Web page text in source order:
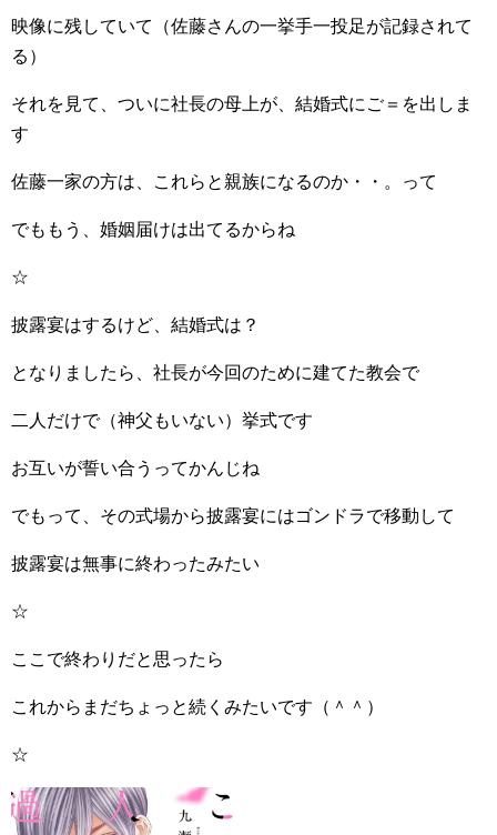
映像に残していて（佐藤さんの一挙手一投足が記録されて
る）
それを見て、ついに社長の母上が、結婚式にご＝を出しま
す
佐藤一家の方は、これらと親族になるのか・・。って
でももう、婚姻届けは出てるからね
☆
披露宴はするけど、結婚式は？
となりましたら、社長が今回のために建てた教会で
二人だけで（神父もいない）挙式です
お互いが誓い合うってかんじね
でもって、その式場から披露宴にはゴンドラで移動して
披露宴は無事に終わったみたい
☆
ここで終わりだと思ったら
これからまだちょっと続くみたいです（＾＾）
☆